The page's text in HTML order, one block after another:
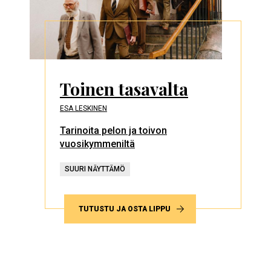
Toinen tasavalta
ESA LESKINEN
Tarinoita pelon ja toivon
vuosikymmeniltä
SUURI NÄYTTÄMÖ
TUTUSTU JA OSTA LIPPU